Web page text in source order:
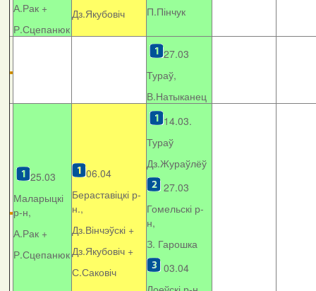
А.Рак +
Р.Сцепанюк
Дз.Якубовіч
П.Пінчук
27.03
Тураў,
В.Натыканец
25.03
Маларыцкі
р-н,
А.Рак +
Р.Сцепанюк
06.04
Бераставіцкі р-
н.,
Дз.Вінчэўскі +
Дз.Якубовіч +
С.Саковіч
14.03.
Тураў
Дз.Жураўлёў
27.03
Гомельскі р-
н,
З. Гарошка
03.04